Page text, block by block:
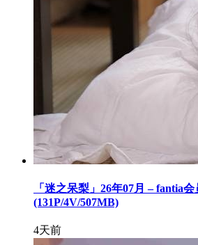
「迷之呆梨」26年07月 – fantia会
(131P/4V/507MB)
4天前